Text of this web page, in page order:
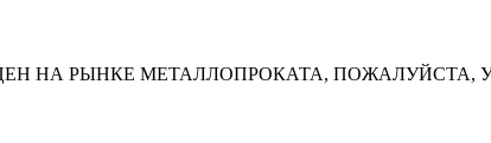
НА РЫНКЕ МЕТАЛЛОПРОКАТА, ПОЖАЛУЙСТА,